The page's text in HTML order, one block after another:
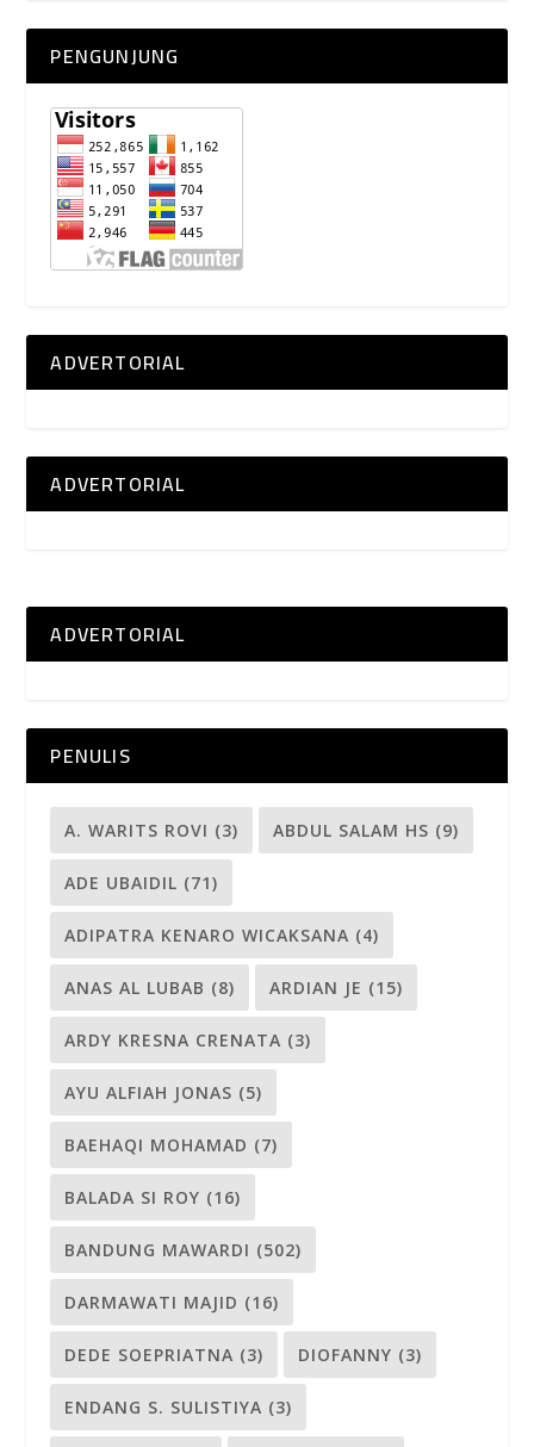
PENGUNJUNG
ADVERTORIAL
ADVERTORIAL
ADVERTORIAL
PENULIS
A. WARITS ROVI (3) ABDUL SALAM HS (9)
ADE UBAIDIL (71)
ADIPATRA KENARO WICAKSANA (4)
ANAS AL LUBAB (8) ARDIAN JE (15)
ARDY KRESNA CRENATA (3)
AYU ALFIAH JONAS (5)
BAEHAQI MOHAMAD (7)
BALADA SI ROY (16)
BANDUNG MAWARDI (502)
DARMAWATI MAJID (16)
DEDE SOEPRIATNA (3) DIOFANNY (3)
ENDANG S. SULISTIYA (3)